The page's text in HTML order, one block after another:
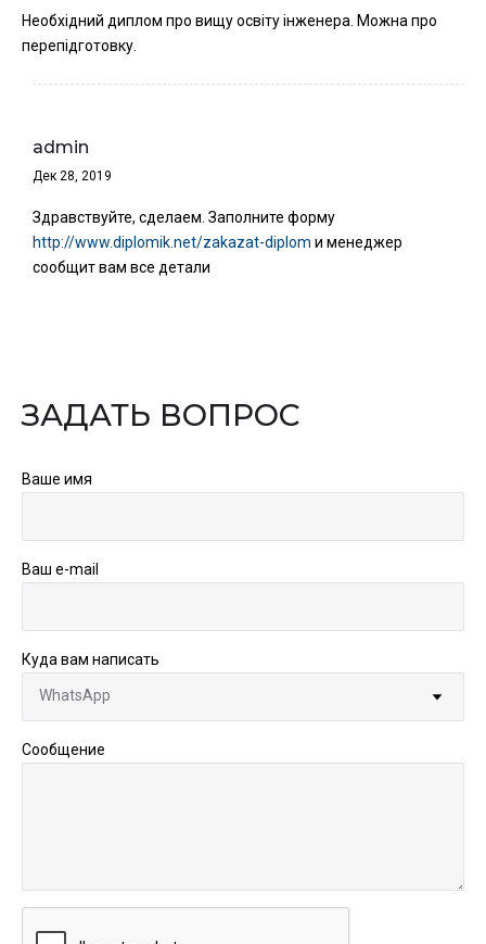
Необхідний диплом про вищу освіту інженера. Можна про
перепідготовку.
admin
Дек 28, 2019
Здравствуйте, сделаем. Заполните форму
http://www.diplomik.net/zakazat-diplom и менеджер
сообщит вам все детали
ЗАДАТЬ ВОПРОС
Ваше имя
Ваш e-mail
Куда вам написать
Сообщение